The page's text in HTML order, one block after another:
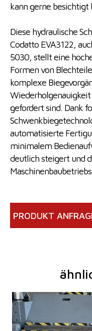
kann gerne
Diese hydraulische
Codatto EVA3122,
5030, stellt eine
Formen von
komplexe
gefordert sind. Dank
automatisierte
minimalem
deutlich steigert und
PRODUKT
Baujahr:
Max. Blechdicke
Blechbreite
Antriebsart bender